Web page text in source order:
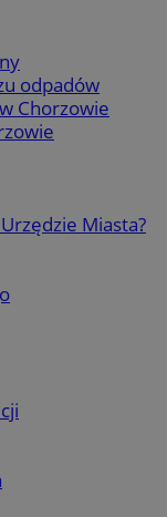
odpadów
Chorzowie
Miasta?